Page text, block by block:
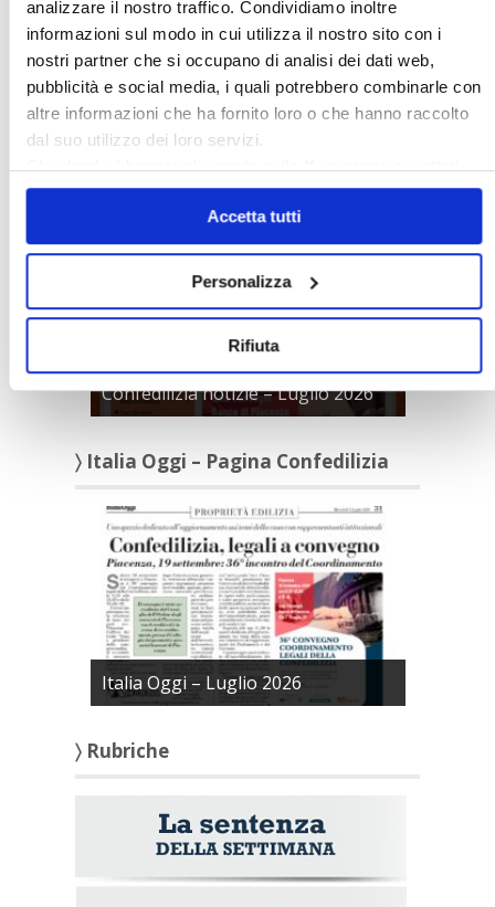
analizzare il nostro traffico. Condividiamo inoltre
informazioni sul modo in cui utilizza il nostro sito con i
nostri partner che si occupano di analisi dei dati web,
pubblicità e social media, i quali potrebbero combinarle con
altre informazioni che ha fornito loro o che hanno raccolto
dal suo utilizzo dei loro servizi.
Chiudendo il banner cliccando sullaXverranno accettati
solo i cookie necessari.
Accetta tutti
Personalizza
Rifiuta
Rassegna Stampa Confedilizia
NEWSLETTER Confedilizia
Video/Audio
Appuntamenti
〉 Confedilizia notizie
Confedilizia notizie – Luglio 2026
〉 Italia Oggi – Pagina Confedilizia
Italia Oggi – Luglio 2026
〉 Rubriche